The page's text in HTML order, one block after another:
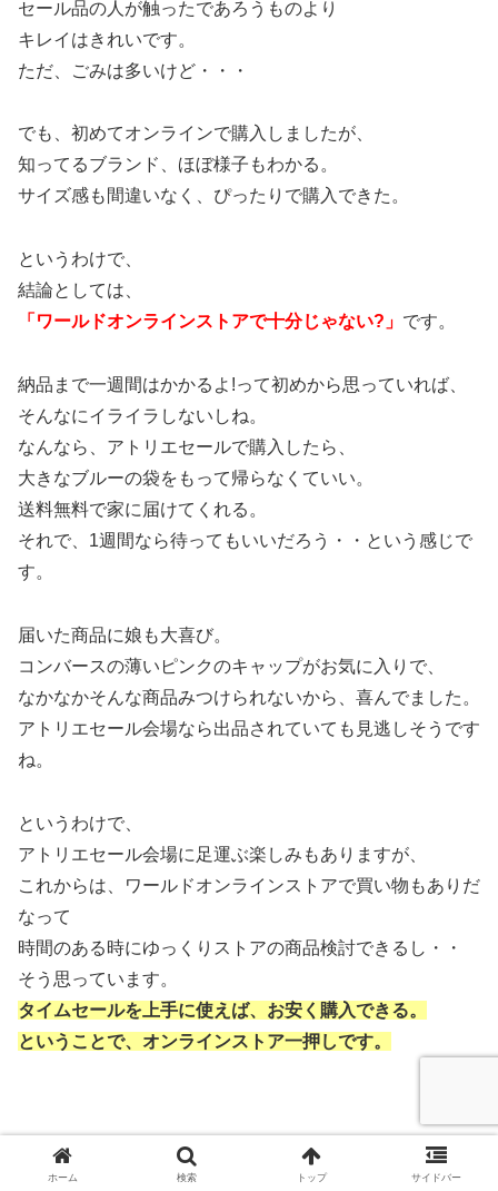
セール品の人が触ったであろうものより
キレイはきれいです。
ただ、ごみは多いけど・・・
でも、初めてオンラインで購入しましたが、
知ってるブランド、ほぼ様子もわかる。
サイズ感も間違いなく、ぴったりで購入できた。
というわけで、
結論としては、
「ワールドオンラインストアで十分じゃない?」 です。
納品まで一週間はかかるよ!って初めから思っていれば、
そんなにイライラしないしね。
なんなら、アトリエセールで購入したら、
大きなブルーの袋をもって帰らなくていい。
送料無料で家に届けてくれる。
それで、1週間なら待ってもいいだろう・・という感じで
す。
届いた商品に娘も大喜び。
コンバースの薄いピンクのキャップがお気に入りで、
なかなかそんな商品みつけられないから、喜んでました。
アトリエセール会場なら出品されていても見逃しそうです
ね。
というわけで、
アトリエセール会場に足運ぶ楽しみもありますが、
これからは、ワールドオンラインストアで買い物もありだ
なって
時間のある時にゆっくりストアの商品検討できるし・・
そう思っています。
タイムセールを上手に使えば、お安く購入できる。
ということで、オンラインストア一押しです。
ホーム 検索 トップ サイドバー